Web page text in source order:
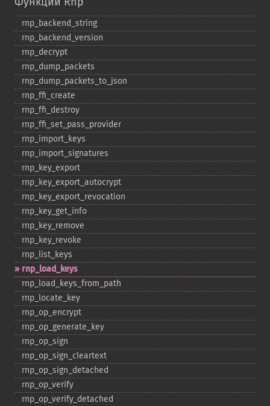
rnp_​backend_​string
rnp_​backend_​version
rnp_​decrypt
rnp_​dump_​packets
rnp_​dump_​packets_​to_​json
rnp_​ffi_​create
rnp_​ffi_​destroy
rnp_​ffi_​set_​pass_​provider
rnp_​import_​keys
rnp_​import_​signatures
rnp_​key_​export
rnp_​key_​export_​autocrypt
rnp_​key_​export_​revocation
rnp_​key_​get_​info
rnp_​key_​remove
rnp_​key_​revoke
rnp_​list_​keys
rnp_​load_​keys
rnp_​load_​keys_​from_​path
rnp_​locate_​key
rnp_​op_​encrypt
rnp_​op_​generate_​key
rnp_​op_​sign
rnp_​op_​sign_​cleartext
rnp_​op_​sign_​detached
rnp_​op_​verify
rnp_​op_​verify_​detached